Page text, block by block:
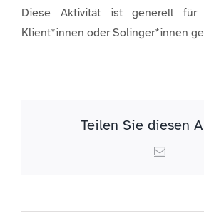
Diese Aktivität ist generell für
Klient*innen oder Solinger*innen
Teilen Sie diesen
Email